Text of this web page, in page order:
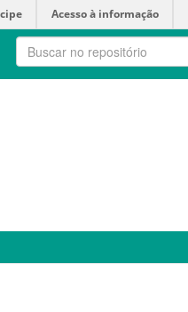
Acesso à informação